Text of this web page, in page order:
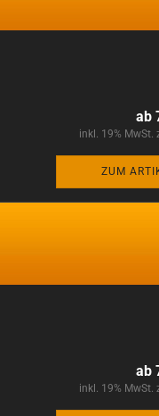
ab
inkl. 19% MwSt.
ZUM
ab
inkl. 19% MwSt.